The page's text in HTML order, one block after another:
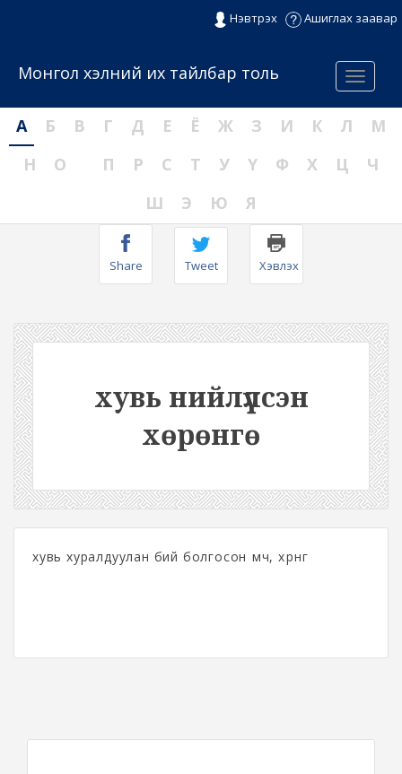
Нэвтрэх Ашиглах заавар
Menu
Монгол хэлний их тайлбар толь
А Б В Г Д Е Ё Ж З И К Л
М
Н
О П Р С Т У Ү Ф Х Ц
Ч
Ш
Э Ю Я
Share Tweet Хэвлэх
хувь нийлүүлсэн
хөрөнгө
хувь хуралдуулан бий болгосон өмч, хөрөнгө